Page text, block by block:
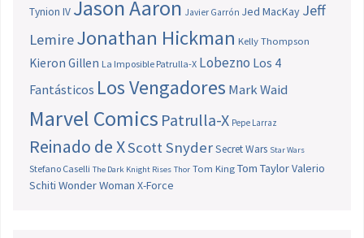
Tynion IV Jason Aaron Javier Garrón Jed MacKay Jeff
LemireJonathan Hickman Kelly Thompson
Kieron Gillen La Imposible Patrulla-X Lobezno Los 4
Fantásticos Los Vengadores Mark Waid
Marvel Comics Patrulla-X Pepe Larraz
Reinado de XScott SnyderSecret Wars Star Wars
Stefano Caselli The Dark Knight Rises Thor Tom King Tom TaylorValerio
Schiti Wonder Woman X-Force